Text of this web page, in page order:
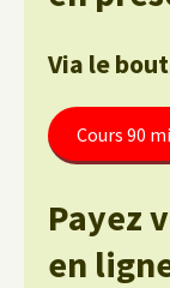
Via le
Cours 90
Payez
en